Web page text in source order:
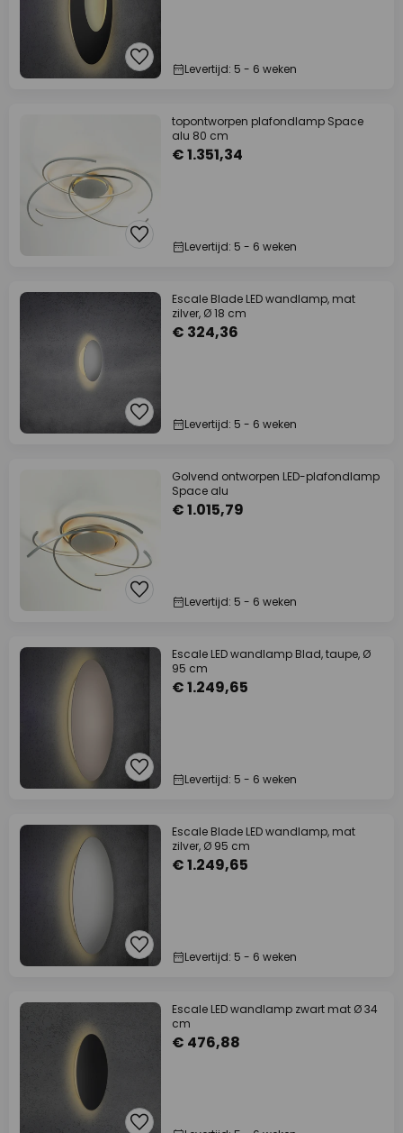
Levertijd: 5 - 6 weken
topontworpen plafondlamp Space
alu 80 cm
€ 1.351,34
Levertijd: 5 - 6 weken
Escale Blade LED wandlamp, mat
zilver, Ø 18 cm
€ 324,36
Levertijd: 5 - 6 weken
Golvend ontworpen LED-plafondlamp
Space alu
€ 1.015,79
Levertijd: 5 - 6 weken
Escale LED wandlamp Blad, taupe, Ø
95 cm
€ 1.249,65
Levertijd: 5 - 6 weken
Escale Blade LED wandlamp, mat
zilver, Ø 95 cm
€ 1.249,65
Levertijd: 5 - 6 weken
Escale LED wandlamp zwart mat Ø 34
cm
€ 476,88